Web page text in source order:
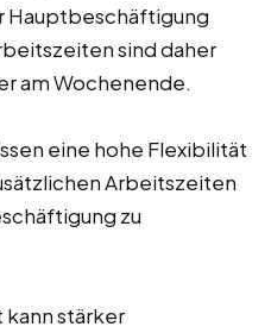
Hauptbeschäftigung
sind daher
am Wochenende.
eine hohe Flexibilität
Arbeitszeiten
zu
stärker